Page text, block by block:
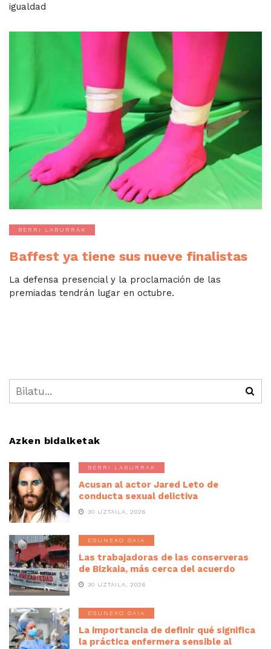
igualdad
BERRI LABURRAK
Baffest ya tiene sus nueve finalistas
La defensa presencial y la proclamación de las
premiadas tendrán lugar en octubre.
Azken bidalketak
BERRI LABURRAK
Acusan al actor Jared Leto de
conducta sexual delictiva
30 UZTAILA, 2026
EGUNEKO GAIA
Las trabajadoras de las conserveras
de Bizkaia, más cerca del acuerdo
30 UZTAILA, 2026
EGUNEKO GAIA
La importancia de definir qué significa
la práctica enfermera sensible al